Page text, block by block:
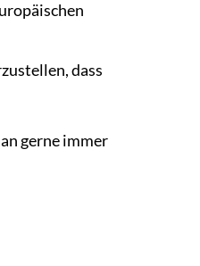
dass
gerne immer